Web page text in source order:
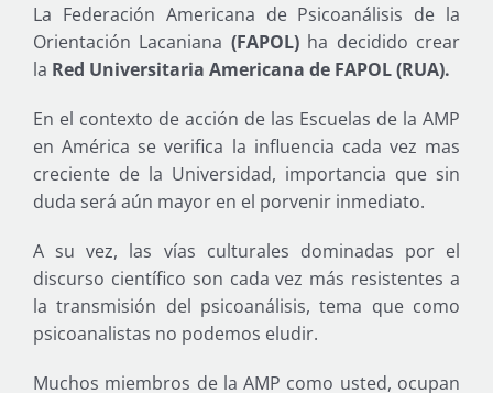
La Federación Americana de Psicoanálisis de la
Orientación Lacaniana (FAPOL)ha decidido crear
la Red Universitaria Americana de FAPOL (RUA).
En el contexto de acción de las Escuelas de la AMP
en América se verifica la influencia cada vez mas
creciente de la Universidad, importancia que sin
duda será aún mayor en el porvenir inmediato.
A su vez, las vías culturales dominadas por el
discurso científico son cada vez más resistentes a
la transmisión del psicoanálisis, tema que como
psicoanalistas no podemos eludir.
Muchos miembros de la AMP como usted, ocupan